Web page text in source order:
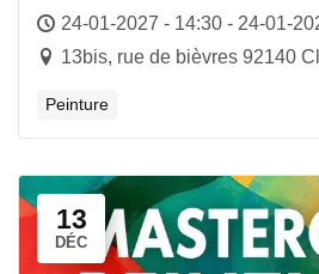
24-01-2027 - 14:30 - 24-01-
13bis, rue de bièvres 92140
Peinture
13
DÉC